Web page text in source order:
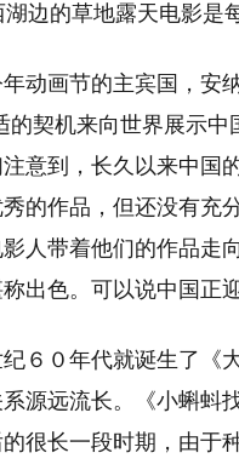
湖边的草地露天电影是
动画节的主宾国，安
的契机来向世界展示
意到，长久以来中国
的作品，但还没有充
人带着他们的作品走
出色。可以说中国正
６０年代就诞生了《
源远流长。《小蝌蚪
很长一段时期，由于